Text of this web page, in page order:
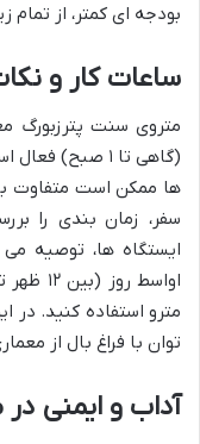
بودجه ای کمتر، از
ساعات کار و
(گاهی تا ۱
ها ممکن است متفاوت
سفر، زمان بندی را
ایستگاه ها، توصیه
مترو استفاده کنید.
توان با فراغ بال از
آداب و ایمنی در